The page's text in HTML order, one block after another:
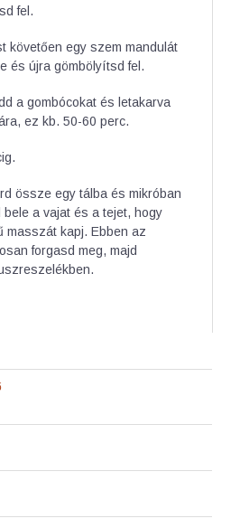
fel.
követően egy szem mandulát
és újra gömbölyítsd fel.
a gombócokat és letakarva
ez kb. 50-60 perc.
össze egy tálba és mikróban
a vajat és a tejet, hogy
masszát kapj. Ebben az
forgasd meg, majd